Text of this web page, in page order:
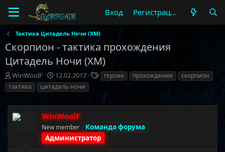
Вход Регистрация
Тактика Цитадель Ночи (ХМ)
Скорпион - тактика прохождения
Цитадель Ночи (ХМ)
А
в
т
р
т
WinWoolF
Д
а
т
н
а
ч
а
л
12.02.2017
Т
е
героик прохождения
скорпион
тактика
цитадель ночи
WinWoolF
New member
Команда форума
Администратор